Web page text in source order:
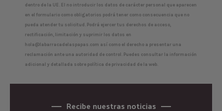
dentro de la UE. El no introducir los datos de carácter personal que aparecen
en el formulario como obligatorios podrá tener como consecuencia que no
pueda atender tu solicitud. Podrá ejercer tus derechos de acceso,
rectificación, limitación y suprimir los datos en
hola@labarracadelaspapas.com así como el derecho a presentar una
reclamación ante una autoridad de control. Puedes consultar la información
adicional y detallada sobre política de privacidad de la web.
Recibe nuestras noticias